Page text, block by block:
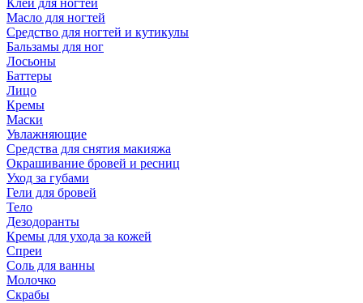
Клей для ногтей
Масло для ногтей
Средство для ногтей и кутикулы
Бальзамы для ног
Лосьоны
Баттеры
Лицо
Кремы
Маски
Увлажняющие
Средства для снятия макияжа
Окрашивание бровей и ресниц
Уход за губами
Гели для бровей
Тело
Дезодоранты
Кремы для ухода за кожей
Спреи
Соль для ванны
Молочко
Скрабы